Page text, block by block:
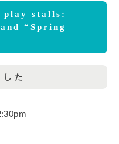
play stalls:
“Spring
た